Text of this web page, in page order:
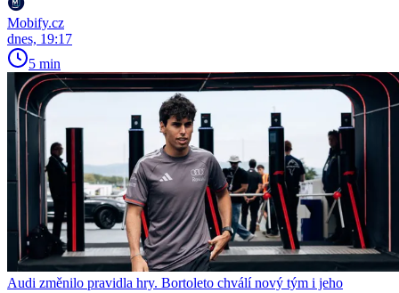
Mobify.cz
dnes, 19:17
5 min
Audi změnilo pravidla hry. Bortoleto chválí nový tým i jeho